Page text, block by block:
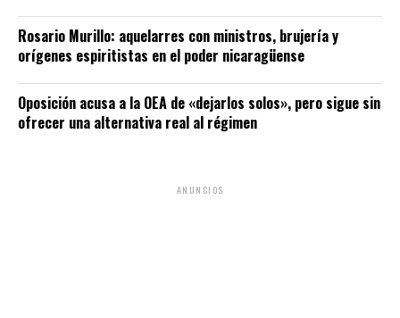
Rosario Murillo: aquelarres con ministros, brujería y
orígenes espiritistas en el poder nicaragüense
Oposición acusa a la OEA de «dejarlos solos», pero sigue sin
ofrecer una alternativa real al régimen
ANUNCIOS